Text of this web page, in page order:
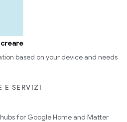
based on your device and needs
E SERVIZI
for Google Home and Matter